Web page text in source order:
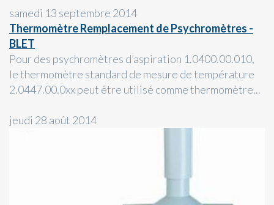
samedi 13 septembre 2014
Thermomètre Remplacement de Psychromètres -
BLET
Pour des psychromètres d’aspiration 1.0400.00.010,
le thermomètre standard de mesure de température
2.0447.00.0xx peut être utilisé comme thermomètre...
jeudi 28 août 2014